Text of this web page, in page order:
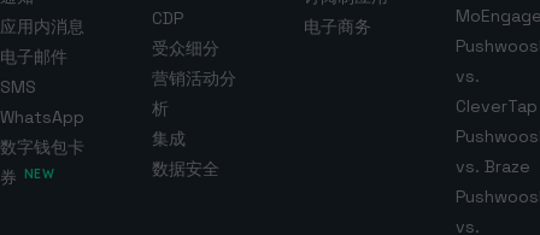
应用内消息
电子邮件
SMS
WhatsApp
数字钱包卡
券
NEW
CDP
受众细分
营销活动分
析
集成
数据安全
电子商务
vs.
CleverTap
vs. Braze
vs.